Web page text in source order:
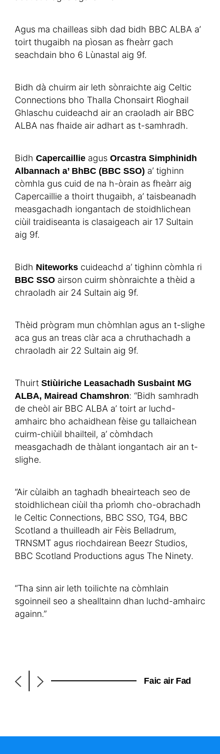
Agus ma chailleas sibh dad bidh BBC ALBA a’
toirt thugaibh na pìosan as fheàrr gach
seachdain bho 6 Lùnastal aig 9f.
Bidh dà chuirm air leth sònraichte aig Celtic
Connections bho Thalla Chonsairt Rìoghail
Ghlaschu cuideachd air an craoladh air BBC
ALBA nas fhaide air adhart as t-samhradh.
Bidh Capercaillie agus Orcastra Simphinidh
Albannach a’ BhBC (BBC SSO) a’ tighinn
còmhla gus cuid de na h-òrain as fheàrr aig
Capercaillie a thoirt thugaibh, a’ taisbeanadh
measgachadh iongantach de stoidhlichean
ciùil traidiseanta is clasaigeach air 17 Sultain
aig 9f.
Bidh Niteworks cuideachd a’ tighinn còmhla ri
BBC SSO airson cuirm shònraichte a thèid a
chraoladh air 24 Sultain aig 9f.
Thèid prògram mun chòmhlan agus an t-slighe
aca gus an treas clàr aca a chruthachadh a
chraoladh air 22 Sultain aig 9f.
Thuirt Stiùiriche Leasachadh Susbaint MG
ALBA, Mairead Chamshron: “Bidh samhradh
de cheòl air BBC ALBA a’ toirt ar luchd-
amhairc bho achaidhean fèise gu tallaichean
cuirm-chiùil bhailteil, a’ còmhdach
measgachadh de thàlant iongantach air an t-
slighe.
“Air cùlaibh an taghadh bheairteach seo de
stoidhlichean ciùil tha prìomh cho-obrachadh
le Celtic Connections, BBC SSO, TG4, BBC
Scotland a thuilleadh air Fèis Belladrum,
TRNSMT agus riochdairean Beezr Studios,
BBC Scotland Productions agus The Ninety.
“Tha sinn air leth toilichte na còmhlain
sgoinneil seo a shealltainn dhan luchd-amhairc
againn.”
Faic air Fad